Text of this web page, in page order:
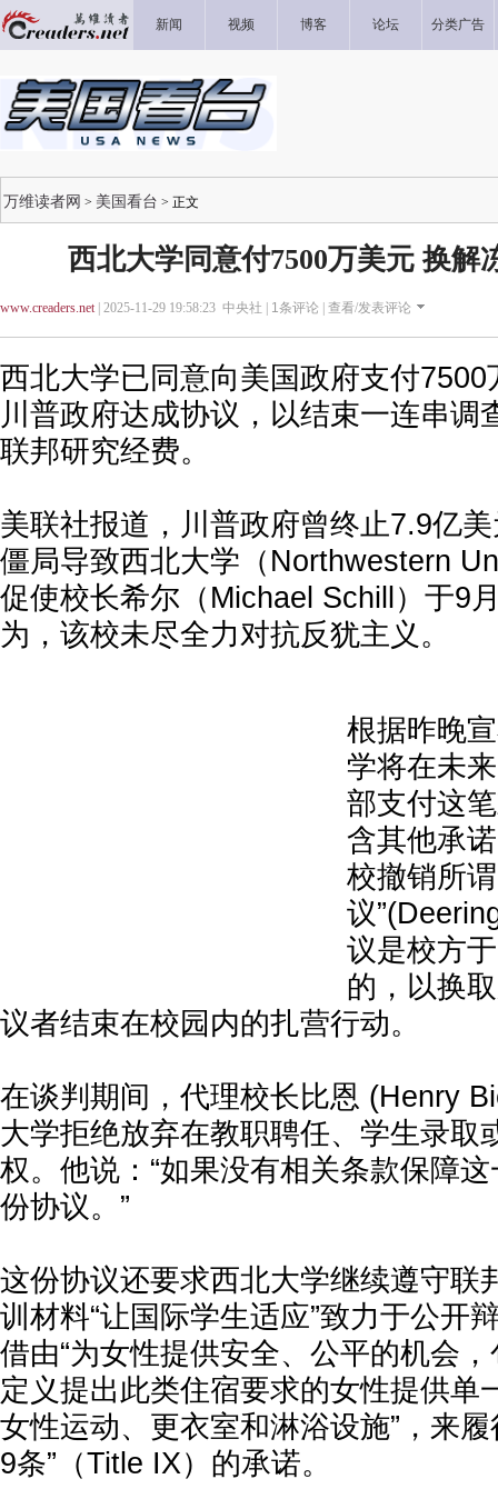
新闻 视频 博客 论坛 分类广告
万维读者网 > 美国看台 > 正文
西北大学同意付7500万美元 换解
www.creaders.net| 2025-11-29 19:58:23 中央社 | 1条评论 | 查看/发表评论
西北大学已同意向美国政府支付
川普政府达成协议，以结束一连串调
联邦研究经费。
美联社报道，川普政府曾终止7.9亿
僵局导致西北大学（Northwestern
促使校长希尔（Michael Schill）于9
为，该校未尽全力对抗反犹主义。
根据昨晚
学将在未
部支付这
含其他承
校撤销所
议
议是校方
的，以换
议者结束在校园内的扎营行动。
在谈判期间，代理校长比恩 (Henry
大学拒绝放弃在教职聘任、学生录取
权。他说：“如果没有相关条款保障
份协议。”
这份协议还要求西北大学继续遵守联
训材料“让国际学生适应”致力于公开
借由“为女性提供安全、公平的机会
定义提出此类住宿要求的女性提供单
女性运动、更衣室和淋浴设施”，来
9条”（Title IX）的承诺。